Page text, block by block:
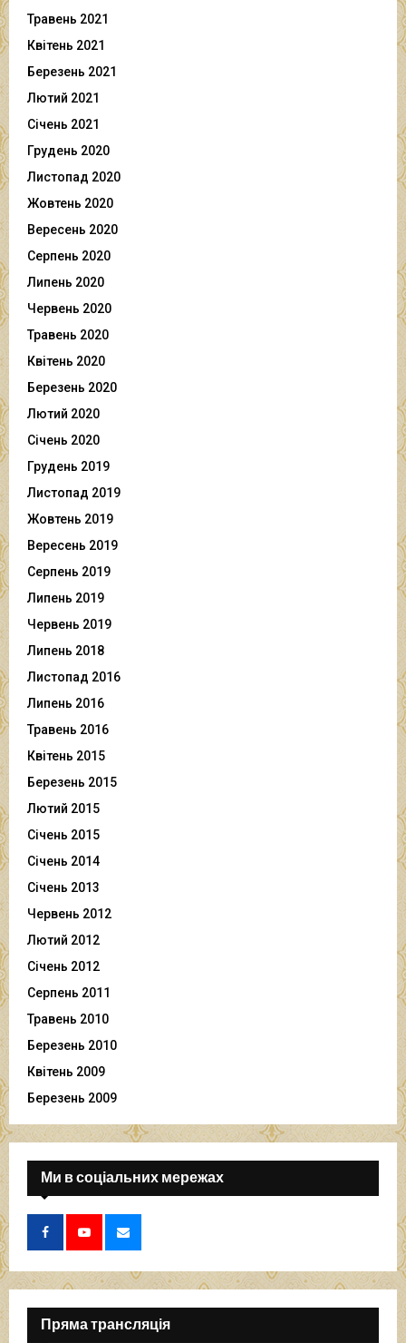
Травень 2021
Квітень 2021
Березень 2021
Лютий 2021
Січень 2021
Грудень 2020
Листопад 2020
Жовтень 2020
Вересень 2020
Серпень 2020
Липень 2020
Червень 2020
Травень 2020
Квітень 2020
Березень 2020
Лютий 2020
Січень 2020
Грудень 2019
Листопад 2019
Жовтень 2019
Вересень 2019
Серпень 2019
Липень 2019
Червень 2019
Липень 2018
Листопад 2016
Липень 2016
Травень 2016
Квітень 2015
Березень 2015
Лютий 2015
Січень 2015
Січень 2014
Січень 2013
Червень 2012
Лютий 2012
Січень 2012
Серпень 2011
Травень 2010
Березень 2010
Квітень 2009
Березень 2009
Ми в соціальних мережах
Пряма трансляція